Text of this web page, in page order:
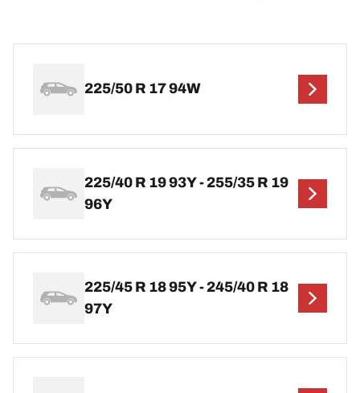
225/50 R 17 94W
225/40 R 19 93Y - 255/35 R 19
96Y
225/45 R 18 95Y - 245/40 R 18
97Y